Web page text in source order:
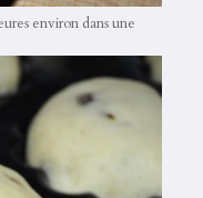
environ dans une